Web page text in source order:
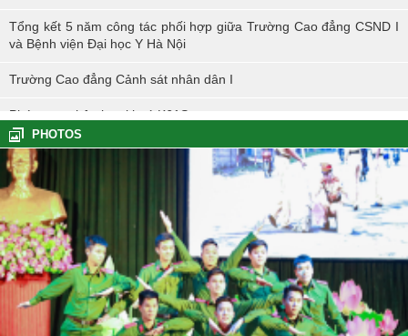
Tổng kết 5 năm công tác phối hợp giữa Trường Cao đẳng CSND I
và Bệnh viện Đại học Y Hà Nội
Trường Cao đẳng Cảnh sát nhân dân I
Phóng sự nhập học khoá K61S
Tổng kết hoạt động thực tế đợt I - K60S
Các sự kiện tiêu biểu của Tuổi trẻ Nhà trường năm học 2023-2024
TÔI LÀM CÔNG AN XÃ
Hoạt động thực tế chính trị của cán bộ, học viên tại Hoà Bình
Hội thi tìm hiểu, sáng kiến về phòng, chống tác hại của thuốc lá
trong tuổi trẻ Trường Cao đẳng Cảnh sát nhân dân I
PHOTOS